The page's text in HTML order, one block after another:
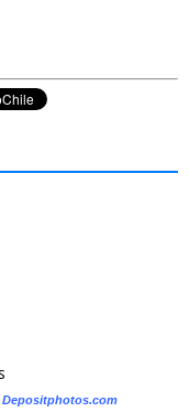
Depositphotos.com